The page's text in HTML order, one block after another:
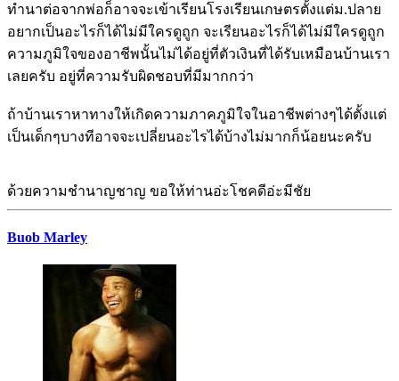
ทำนาต่อจากพ่อก็อาจจะเข้าเรียนโรงเรียนเกษตรตั้งแต่ม.ปลาย
อยากเป็นอะไรก็ได้ไม่มีใครดูถูก จะเรียนอะไรก็ได้ไม่มีใครดูถูก
ความภูมิใจของอาชีพนั้นไม่ได้อยู่ที่ตัวเงินที่ได้รับเหมือนบ้านเรา
เลยครับ อยู่ที่ความรับผิดชอบที่มีมากกว่า
ถ้าบ้านเราหาทางให้เกิดความภาคภูมิใจในอาชีพต่างๆได้ตั้งแต่
เป็นเด็กๆบางทีอาจจะเปลี่ยนอะไรได้บ้างไม่มากก็น้อยนะครับ
ด้วยความชำนาญชาญ ขอให้ท่านอ่ะโชคดีอ่ะมีชัย
Buob Marley